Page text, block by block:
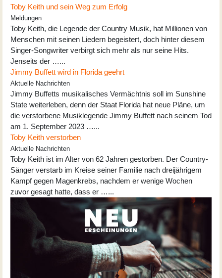
Toby Keith und sein Weg zum Erfolg
Meldungen
Toby Keith, die Legende der Country Musik, hat Millionen von
Menschen mit seinen Liedern begeistert, doch hinter diesem
Singer-Songwriter verbirgt sich mehr als nur seine Hits.
Jenseits der …...
Jimmy Buffett wird in Florida geehrt
Aktuelle Nachrichten
Jimmy Buffetts musikalisches Vermächtnis soll im Sunshine
State weiterleben, denn der Staat Florida hat neue Pläne, um
die verstorbene Musiklegende Jimmy Buffett nach seinem Tod
am 1. September 2023 …...
Toby Keith verstorben
Aktuelle Nachrichten
Toby Keith ist im Alter von 62 Jahren gestorben. Der Country-
Sänger verstarb im Kreise seiner Familie nach dreijährigem
Kampf gegen Magenkrebs, nachdem er wenige Wochen
zuvor gesagt hatte, dass er …...